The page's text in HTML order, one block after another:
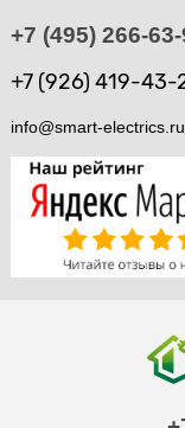
+7 (495) 266-
+7 (926) 419-43-
info@smart-electrics.ru